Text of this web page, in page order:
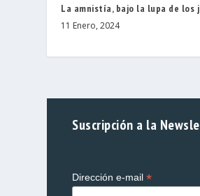
La amnistía, bajo la lupa de los
11 Enero, 2024
Suscripción a la
Dirección e-mail*